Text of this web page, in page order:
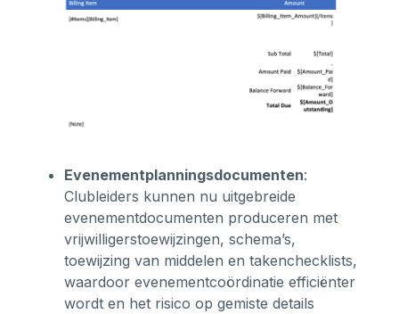
Evenementplanningsdocumenten:
Clubleiders kunnen nu uitgebreide
evenementdocumenten produceren met
vrijwilligerstoewijzingen, schema’s,
toewijzing van middelen en takenchecklists,
waardoor evenementcoördinatie efficiënter
wordt en het risico op gemiste details